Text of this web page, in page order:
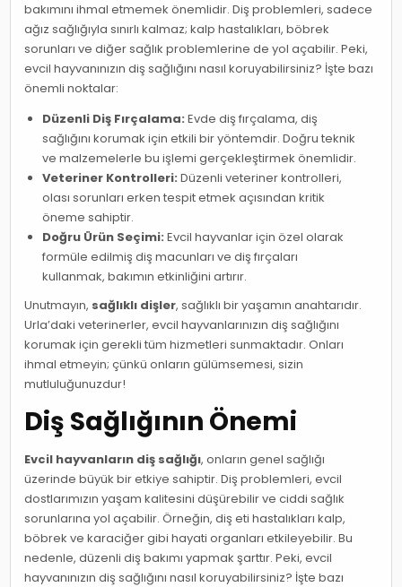
bakımını ihmal etmemek önemlidir. Diş problemleri, sadece
ağız sağlığıyla sınırlı kalmaz; kalp hastalıkları, böbrek
sorunları ve diğer sağlık problemlerine de yol açabilir. Peki,
evcil hayvanınızın diş sağlığını nasıl koruyabilirsiniz? İşte bazı
önemli noktalar:
Düzenli Diş Fırçalama: Evde diş fırçalama, diş
sağlığını korumak için etkili bir yöntemdir. Doğru teknik
ve malzemelerle bu işlemi gerçekleştirmek önemlidir.
Veteriner Kontrolleri: Düzenli veteriner kontrolleri,
olası sorunları erken tespit etmek açısından kritik
öneme sahiptir.
Doğru Ürün Seçimi: Evcil hayvanlar için özel olarak
formüle edilmiş diş macunları ve diş fırçaları
kullanmak, bakımın etkinliğini artırır.
Unutmayın, sağlıklı dişler, sağlıklı bir yaşamın anahtarıdır.
Urla’daki veterinerler, evcil hayvanlarınızın diş sağlığını
korumak için gerekli tüm hizmetleri sunmaktadır. Onları
ihmal etmeyin; çünkü onların gülümsemesi, sizin
mutluluğunuzdur!
Diş Sağlığının Önemi
Evcil hayvanların diş sağlığı, onların genel sağlığı
üzerinde büyük bir etkiye sahiptir. Diş problemleri, evcil
dostlarımızın yaşam kalitesini düşürebilir ve ciddi sağlık
sorunlarına yol açabilir. Örneğin, diş eti hastalıkları kalp,
böbrek ve karaciğer gibi hayati organları etkileyebilir. Bu
nedenle, düzenli diş bakımı yapmak şarttır. Peki, evcil
hayvanınızın diş sağlığını nasıl koruyabilirsiniz? İşte bazı